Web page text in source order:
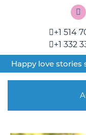
+1 514
+1 332
Happy love stories